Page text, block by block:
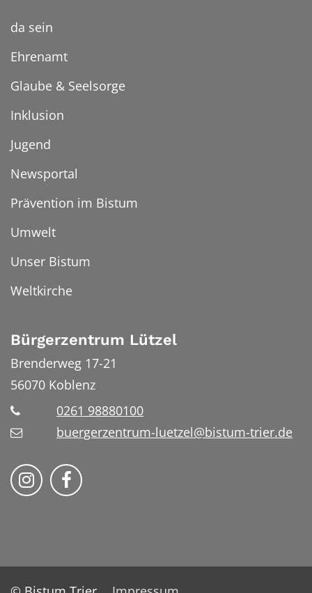
da sein
Ehrenamt
Glaube & Seelsorge
Inklusion
Jugend
Newsportal
Prävention im Bistum
Umwelt
Unser Bistum
Weltkirche
Bürgerzentrum Lützel
Brenderweg 17-21
56070 Koblenz
0261 98880100
buergerzentrum-luetzel@bistum-trier.de
Folge uns auf Instragram
Folge uns auf Facebook